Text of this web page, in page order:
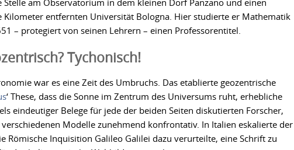
am Observatorium in dem kleinen Dorf Panzano und einen
Kilometer entfernten Universität Bologna. Hier studierte er Mathematik
– protegiert von seinen Lehrern – einen Professorentitel.
Tychonisch!
war es eine Zeit des Umbruchs. Das etablierte geozentrische
‘ These, dass die Sonne im Zentrum des Universums ruht, erhebliche
eindeutiger Belege für jede der beiden Seiten diskutierten Forscher,
Modelle zunehmend konfrontativ. In Italien eskalierte der
Römische Inquisition Galileo Galilei dazu verurteilte, eine Schrift zu